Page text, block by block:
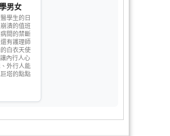
男女
學生的日
潰的值班
間的禁斷
有護理師
白衣天使
內行人心
外行人能
塔的點點